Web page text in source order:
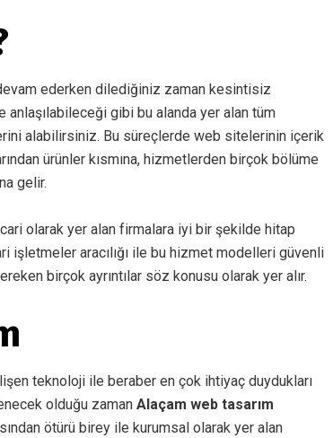
ederken dilediğiniz zaman kesintisiz
anlaşılabileceği gibi bu alanda yer alan tüm
alabilirsiniz. Bu süreçlerde web sitelerinin içerik
ürünler kısmına, hizmetlerden birçok bölüme
gelir.
olarak yer alan firmalara iyi bir şekilde hitap
işletmeler aracılığı ile bu hizmet modelleri güvenli
birçok ayrıntılar söz konusu olarak yer alır.
teknoloji ile beraber en çok ihtiyaç duydukları
olduğu zaman Alaçam web tasarım
ötürü birey ile kurumsal olarak yer alan